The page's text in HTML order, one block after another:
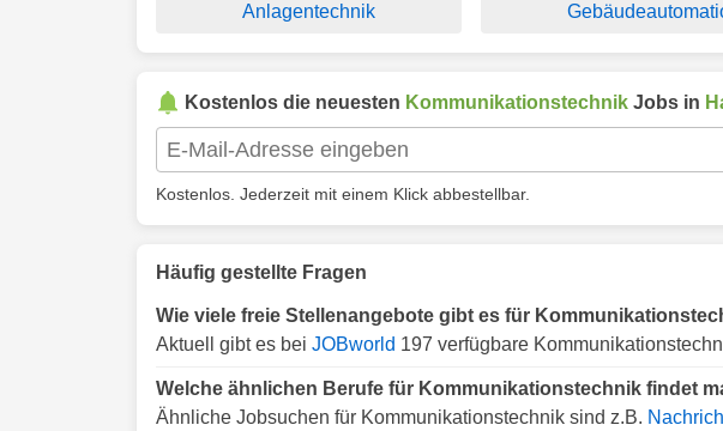
Anlagentechnik
Kostenlos die neuesten Kommunikationstechnik Jobs in
Kostenlos. Jederzeit mit einem Klick abbestellbar.
Häufig gestellte Fragen
Wie viele freie Stellenangebote gibt es für
Aktuell gibt es bei JOBworld 197 verfügbare
Welche ähnlichen Berufe für Kommunikationstechnik findet
Ähnliche Jobsuchen für Kommunikationstechnik sind z.B.